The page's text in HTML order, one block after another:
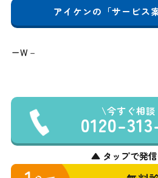
アイケンの「サービス
ーW－
今すぐ相談
0120-
▲ タップで発